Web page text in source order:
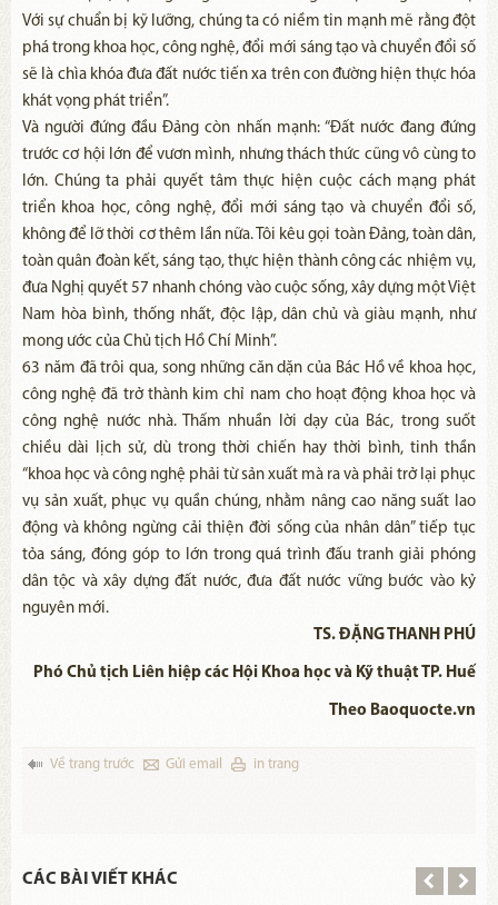
Với sự chuẩn bị kỹ lưỡng, chúng ta có niềm tin mạnh mẽ rằng đột
phá trong khoa học, công nghệ, đổi mới sáng tạo và chuyển đổi số
sẽ là chìa khóa đưa đất nước tiến xa trên con đường hiện thực hóa
khát vọng phát triển”.
Và người đứng đầu Đảng còn nhấn mạnh: “Đất nước đang đứng
trước cơ hội lớn để vươn mình, nhưng thách thức cũng vô cùng to
lớn. Chúng ta phải quyết tâm thực hiện cuộc cách mạng phát
triển khoa học, công nghệ, đổi mới sáng tạo và chuyển đổi số,
không để lỡ thời cơ thêm lần nữa. Tôi kêu gọi toàn Đảng, toàn dân,
toàn quân đoàn kết, sáng tạo, thực hiện thành công các nhiệm vụ,
đưa Nghị quyết 57 nhanh chóng vào cuộc sống, xây dựng một Việt
Nam hòa bình, thống nhất, độc lập, dân chủ và giàu mạnh, như
mong ước của Chủ tịch Hồ Chí Minh”.
63 năm đã trôi qua, song những căn dặn của Bác Hồ về khoa học,
công nghệ đã trở thành kim chỉ nam cho hoạt động khoa học và
công nghệ nước nhà. Thấm nhuần lời dạy của Bác, trong suốt
chiều dài lịch sử, dù trong thời chiến hay thời bình, tinh thần
“khoa học và công nghệ phải từ sản xuất mà ra và phải trở lại phục
vụ sản xuất, phục vụ quần chúng, nhằm nâng cao năng suất lao
động và không ngừng cải thiện đời sống của nhân dân” tiếp tục
tỏa sáng, đóng góp to lớn trong quá trình đấu tranh giải phóng
dân tộc và xây dựng đất nước, đưa đất nước vững bước vào kỷ
nguyên mới.
TS. ĐẶNG THANH PHÚ
Phó Chủ tịch Liên hiệp các Hội Khoa học và Kỹ thuật TP. Huế
Theo Baoquocte.vn
Về trang trước Gửi email in trang
CÁC BÀI VIẾT KHÁC